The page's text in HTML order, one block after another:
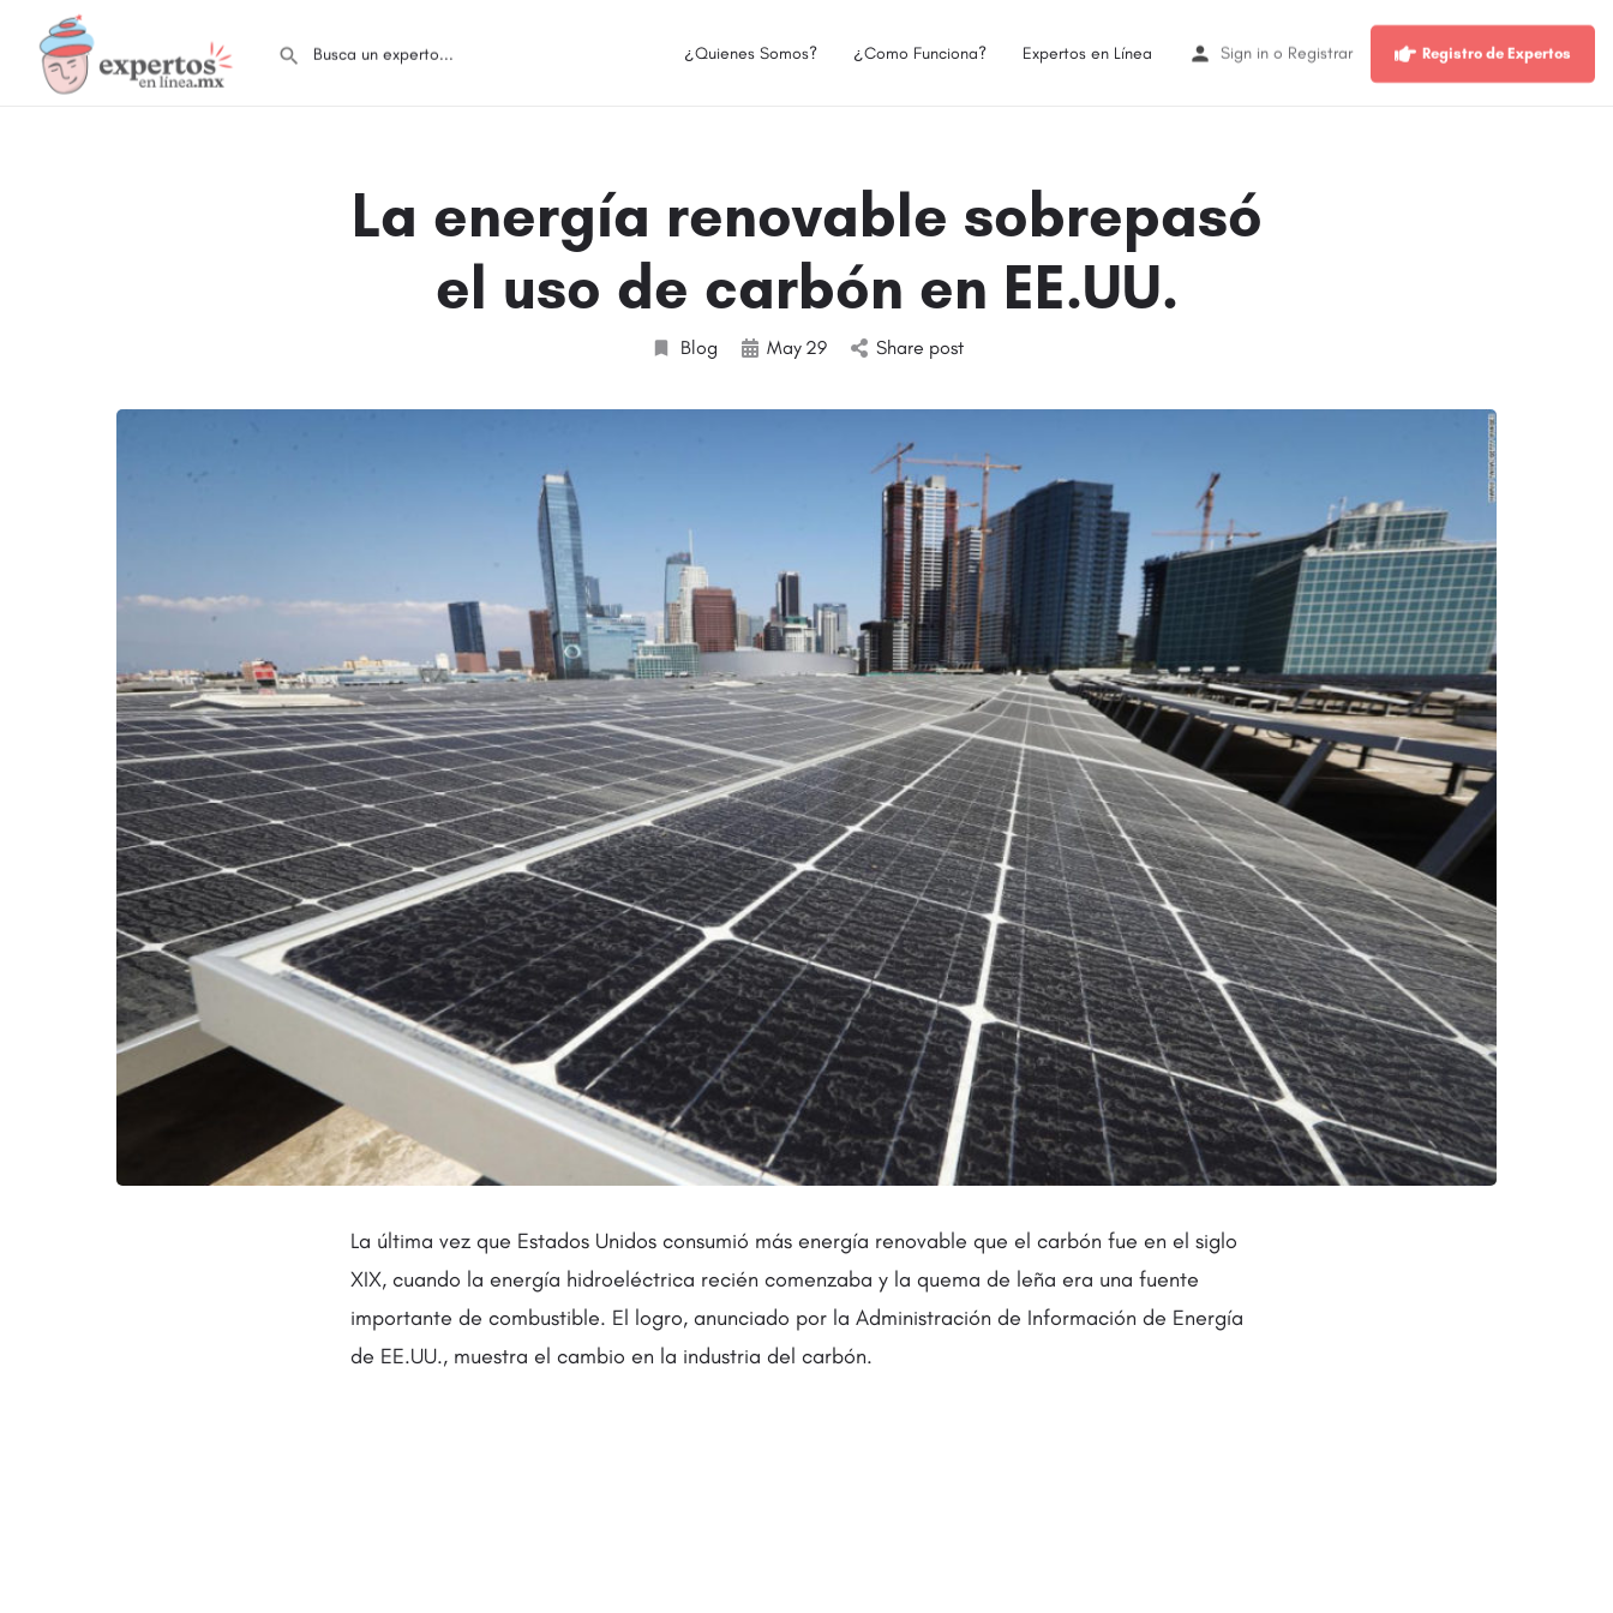
¿Quienes Somos? ¿Como Funciona? Expertos en Línea Sign in o Registrar Registro de Expertos
La energía renovable sobrepasó
el uso de carbón en EE.UU.
Blog May 29 Share post
La última vez que Estados Unidos consumió más energía renovable que el carbón fue en el siglo
XIX, cuando la energía hidroeléctrica recién comenzaba y la quema de leña era una fuente
importante de combustible. El logro, anunciado por la Administración de Información de Energía
de EE.UU., muestra el cambio en la industria del carbón.